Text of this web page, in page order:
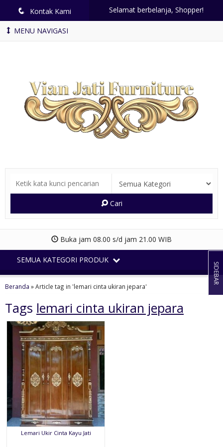
q Kontak Kami Selamat berbelanja, Shopper!
MENU NAVIGASI
Cari
Buka jam 08.00 s/d jam 21.00 WIB
SEMUA KATEGORI PRODUK
Beranda »Article tag in 'lemari cinta ukiran jepara'
Tags lemari cinta ukiran jepara
Lemari Ukir Cinta Kayu Jati
SIDEBAR